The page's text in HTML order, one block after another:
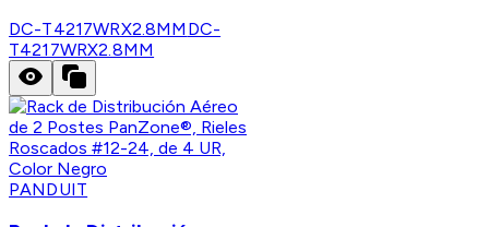
DC-T4217WRX2.8MM DC-
T4217WRX2.8MM
PANDUIT